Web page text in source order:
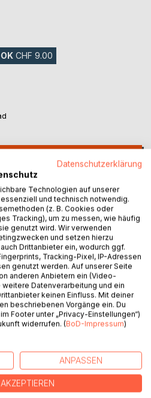
CHF 9.00
dem Verlust ihres Mannes
Gewalt und Wut eine große
größte Reise ihres Lebens
Inneres. Die einst unbewusste
bleiben, entpuppt sich als
Datenschutzerklärung
Technologien auf unserer
und technisch notwendig.
(z. B. Cookies oder
Tracking), um zu messen, wie häufig
genutzt wird. Wir verwenden
und setzen hierzu
Drittanbieter ein, wodurch ggf.
Tracking-Pixel, IP-Adressen
genutzt werden. Auf unserer Seite
anderen Anbietern ein (Video-
Datenverarbeitung und ein
keinen Einfluss. Mit deiner
beschriebenen Vorgänge ein. Du
Footer unter „Privacy-Einstellungen“)
widerrufen. (BoD-Impressum)
ANPASSEN